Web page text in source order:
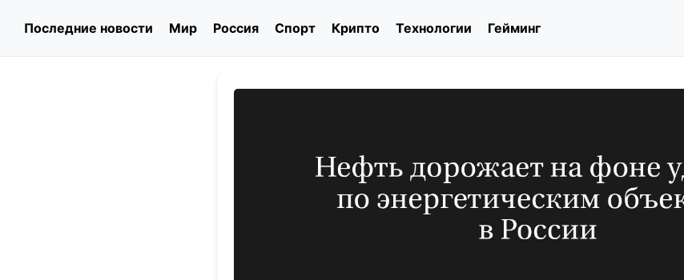
Последние новости Мир Россия Спорт Крипто Технологии Гейминг